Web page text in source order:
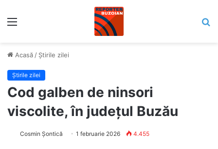
Acasă / Știrile zilei
Știrile zilei
Cod galben de ninsori
viscolite, în județul Buzău
Cosmin Șontică 1 februarie 2026 4.455